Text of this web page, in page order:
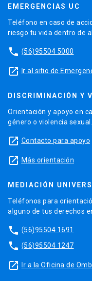
EMERGENCIAS UC
Teléfono en caso de
riesgo tu vida dentro de
phone (56)95504 5000
launch Ir al sitio de
DISCRIMINACIÓN Y
Orientación y apoyo en
género o violencia sexual.
launch Contacto para apoyo
launch Más orientación
MEDIACIÓN
Teléfonos para
alguno de tus derechos
phone (56)95504 1691
phone (56)95504 1247
launch Ir a la Oficina de